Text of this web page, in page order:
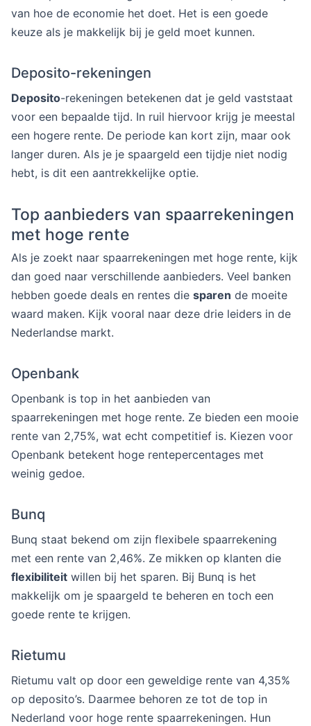
van hoe de economie het doet. Het is een goede
keuze als je makkelijk bij je geld moet kunnen.
Deposito-rekeningen
Deposito-rekeningen betekenen dat je geld vaststaat
voor een bepaalde tijd. In ruil hiervoor krijg je meestal
een hogere rente. De periode kan kort zijn, maar ook
langer duren. Als je je spaargeld een tijdje niet nodig
hebt, is dit een aantrekkelijke optie.
Top aanbieders van spaarrekeningen
met hoge rente
Als je zoekt naar spaarrekeningen met hoge rente, kijk
dan goed naar verschillende aanbieders. Veel banken
hebben goede deals en rentes die sparen de moeite
waard maken. Kijk vooral naar deze drie leiders in de
Nederlandse markt.
Openbank
Openbank is top in het aanbieden van
spaarrekeningen met hoge rente. Ze bieden een mooie
rente van 2,75%, wat echt competitief is. Kiezen voor
Openbank betekent hoge rentepercentages met
weinig gedoe.
Bunq
Bunq staat bekend om zijn flexibele spaarrekening
met een rente van 2,46%. Ze mikken op klanten die
flexibiliteit willen bij het sparen. Bij Bunq is het
makkelijk om je spaargeld te beheren en toch een
goede rente te krijgen.
Rietumu
Rietumu valt op door een geweldige rente van 4,35%
op deposito’s. Daarmee behoren ze tot de top in
Nederland voor hoge rente spaarrekeningen. Hun